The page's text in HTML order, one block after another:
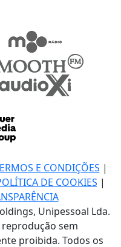
E CONDIÇÕES |
DE COOKIES |
Unipessoal Lda.
sem
proibida. Todos os